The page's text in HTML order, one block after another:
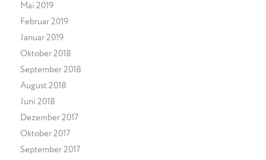
Mai 2019
Februar 2019
Januar 2019
Oktober 2018
September 2018
August 2018
Juni 2018
Dezember 2017
Oktober 2017
September 2017